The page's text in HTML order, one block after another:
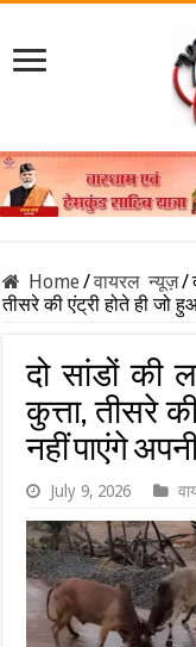
Home/वायरल न्यूज़/
तीसरे की एंट्री होते ही जो
दो सांडों की
कुत्ता, तीसरे
नहीं पाएंगे
July 9, 2026